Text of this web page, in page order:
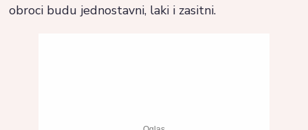
obroci budu jednostavni, laki i zasitni.